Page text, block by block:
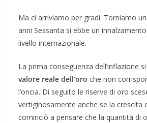
Ma ci arriviamo per gradi. Torniamo
anni Sessanta si ebbe un innalzamento
livello internazionale.
La prima conseguenza dell’inflazione
valore reale dell’oro che non
l’oncia. Di seguito le riserve di oro
vertiginosamente anche se la crescita
cominciò a pensare che la quantità di